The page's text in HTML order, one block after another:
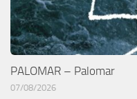
PALOMAR – Palomar
07/08/2026